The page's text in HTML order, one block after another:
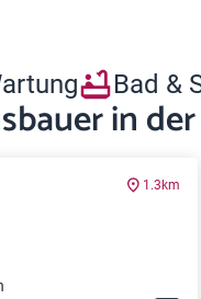
Bad &
in
1.3km